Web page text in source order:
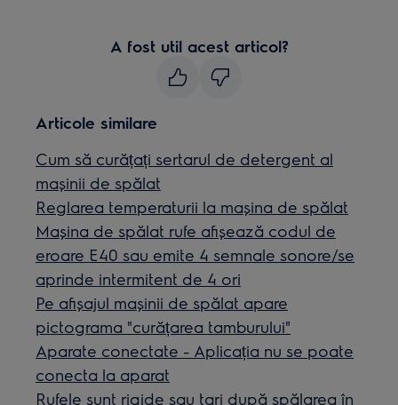
A fost util acest articol?
Articole similare
Cum să curățați sertarul de detergent al
mașinii de spălat
Reglarea temperaturii la mașina de spălat
Mașina de spălat rufe afișează codul de
eroare E40 sau emite 4 semnale sonore/se
aprinde intermitent de 4 ori
Pe afișajul mașinii de spălat apare
pictograma "curățarea tamburului"
Aparate conectate - Aplicația nu se poate
conecta la aparat
Rufele sunt rigide sau tari după spălarea în